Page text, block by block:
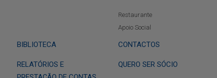
Restaurante
Apoio Social
BIBLIOTECA CONTACTOS
RELATÓRIOS E
QUERO SER SÓCIO